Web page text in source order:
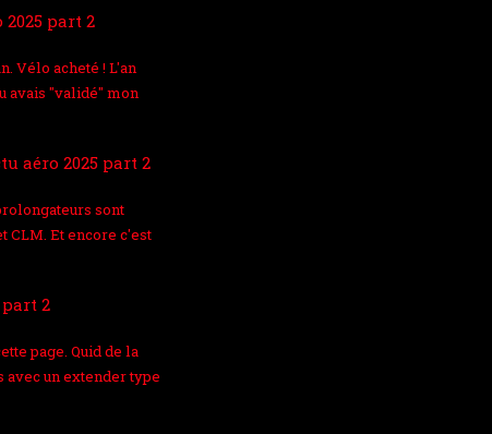
part 2
Vélo acheté ! L'an
avais "validé" mon
aéro 2025 part 2
sont
CLM. Et encore c'est
part 2
page. Quid de la
un extender type